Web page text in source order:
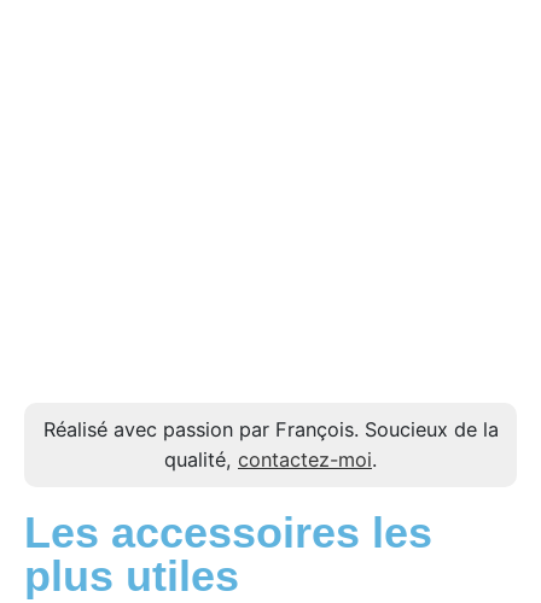
Réalisé avec passion par François. Soucieux de la
qualité, contactez-moi.
Les accessoires les
plus utiles